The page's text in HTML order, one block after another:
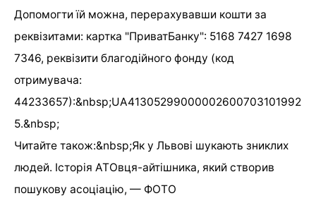
Допомогти їй можна, перерахувавши кошти за
реквізитами: картка "ПриватБанку": 5168 7427 1698
7346, реквізити благодійного фонду (код
отримувача:
44233657):&nbsp;UA41305299000002600703101992
5.&nbsp;
Читайте також:&nbsp;Як у Львові шукають зниклих
людей. Історія АТОвця-айтішника, який створив
пошукову асоціацію, — ФОТО